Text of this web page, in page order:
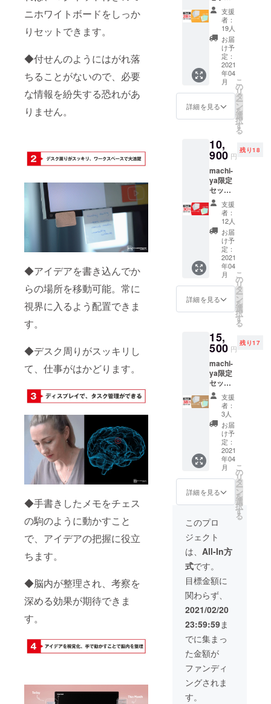
ニホワイトボードをしっか
りセットできます。
◆付せんのようにはがれ落
ちることがないので、必要
な情報を紛失する恐れがあ
りません。
◆アイデアを書き込んでか
らの場所を移動可能。常に
視界に入るよう配置できま
す。
◆デスク周りがスッキリし
て、仕事がはかどります。
◆手書きしたメモをチェス
の駒のように動かすこと
で、アイデアの把握に役立
ちます。
◆脳内が整理され、考察を
深める効果が期待できま
す。
効率が
向上し
た場
合、正
規販売
価格が
販売予
定価格
より下
能性も
ござい
ン・仕
様は変
更にな
る可能
性もご
ざいま
す。ご
了承く
ださ
い。 ※
ご注文
状況、
使用部
材の供
造工程
上の都
荷時期
が遅れ
る場合
があり
ます。
ワイト
のセッ
※machi
-ya限定
特別
セット
のため
一般販
売とは
セット
りま
す。 ※
応援購
入によ
り量産
効率が
向上し
た場
合、正
規販売
価格が
販売予
定価格
より下
能性も
ござい
ン・仕
様は変
更にな
る可能
性もご
ざいま
す。ご
了承く
ださ
い。 ※
ご注文
状況、
使用部
材の供
造工程
上の都
より出
荷時期
が遅れ
る場合
があり
ます。
み） *カ
ラーを
お選び
いただ
けま
す。 ホ
ワイト
のみ：
ホワイ
トのみ
のセッ
MIX：イ
エ
ロー、
ン、罫
線、ホ
ワイト
のセッ
※machi
-ya限定
特別
セット
のため
一般販
売とは
セット
内容が
す。 ※
皆様の
入によ
り量産
効率が
向上し
た場
合、正
規販売
価格が
販売予
定価格
より下
がる可
ござい
ます。
※デザイ
ン・仕
様は変
更にな
る可能
ざいま
す。ご
了承く
ださ
い。 ※
ご注文
状況、
使用部
材の供
給状
況、製
造工程
上の都
（Move
rErase
×4、マ
グディ
スク
×4、マ
イクロ
ファイ
バーク
ロス
×1）3
セット
価格
9,360円
→6,750
円
（税、
送料込
み） *カ
ラーを
お選び
いただ
けま
す。 ホ
ワイト
のみ：
ホワイ
トのみ
のセッ
MIX：イ
エ
ロー、
ン、罫
線、ホ
ワイト
のセッ
※machi
-ya限定
特別
セット
のため
一般販
売とは
セット
内容が
りま
皆様の
応援購
り量産
効率が
向上し
た場
合、正
価格が
販売予
より下
がる可
ござい
支援
者：
19人
お届
け予
定：
2021
年04
月
詳細を見る
こ
の
リ
タ
ー
ン
を
選
択
す
る
10,
900 円
残り18
machi-
ya限定
セット
（Move
rErase
×4、マ
グディ
スク
×4、マ
イクロ
ファイ
バーク
ロス
×1）5
セット
価格
15,600
円
→10,90
0円
（税、
送料込
み） *カ
ラーを
お選び
いただ
けま
す。 ホ
ワイト
のみ：
ホワイ
トのみ
ラー
エ
ロー、
グリー
ン、罫
線、ホ
ワイト
のセッ
ト
-ya限定
特別
セット
のため
一般販
売とは
セット
支援
者：
12人
お届
け予
定：
2021
年04
月
詳細を見る
こ
の
リ
タ
ー
ン
を
選
択
す
る
15,
500 円
残り17
machi-
ya限定
セット
（Move
rErase
×4、マ
グディ
スク
×4、マ
イクロ
ファイ
バーク
ロス
×1）8
セット
売予定
価格
24,960
円
→15,50
0円
（税、
送料込
み） *カ
ラーを
お選び
いただ
けま
す。 ホ
ワイト
のみ：
ホワイ
トのみ
支援
者：
3人
お届
け予
定：
2021
年04
月
詳細を見る
こ
の
リ
タ
ー
ン
を
選
択
す
る
このプロ
ジェクト
は、 All-In方
式です。
目標金額に
関わらず、
2021/02/20
23:59:59ま
でに集まっ
た金額が
ファンディ
ングされま
す。